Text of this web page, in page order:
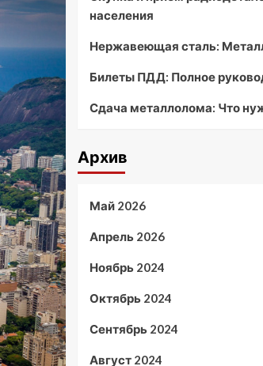
населения
Нержавеющая сталь:
Билеты ПДД: Полное
Сдача металлолома: Что
Архив
Май 2026
Апрель 2026
Ноябрь 2024
Октябрь 2024
Сентябрь 2024
Август 2024